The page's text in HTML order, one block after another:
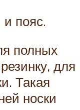
и пояс.
полных
для
Такая
носки